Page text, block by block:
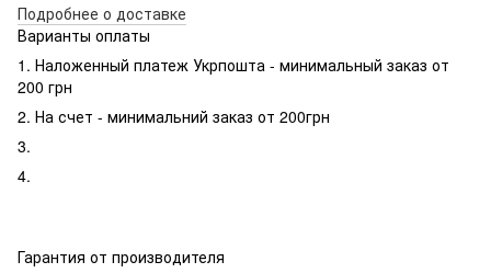
Подробнее о доставке
Варианты оплаты
1. Наложенный платеж Укрпошта - минимальный заказ от
200 грн
2. На счет - минимальний заказ от 200грн
3.
4.
Гарантия от производителя